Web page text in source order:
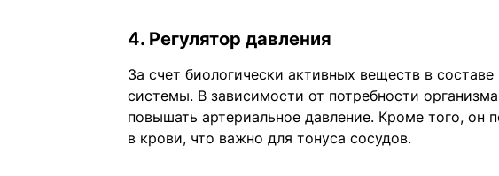
4. Регулятор давления
За счет биологически активных веществ в
системы. В зависимости от потребности
повышать артериальное давление. Кроме того, он
в крови, что важно для тонуса сосудов.